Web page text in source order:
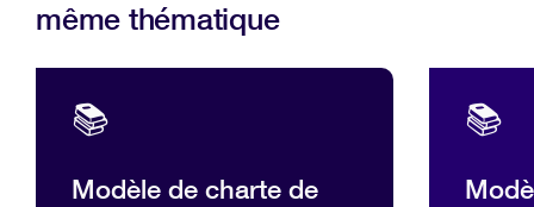
même thématique
📚
Modèle de charte de
📚